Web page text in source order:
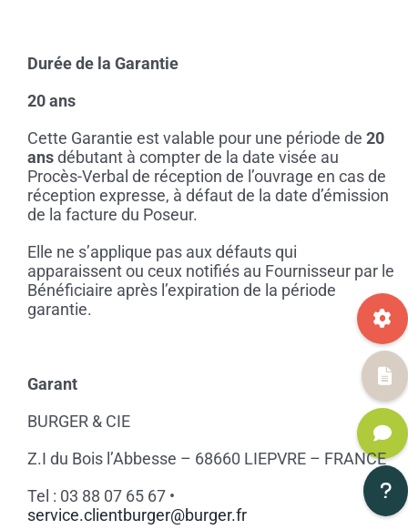
Durée de la Garantie
20 ans
Cette Garantie est valable pour une période de 20
ansdébutant à compter de la date visée au
Procès-Verbal de réception de l’ouvrage en cas de
réception expresse, à défaut de la date d’émission
de la facture du Poseur.
Elle ne s’applique pas aux défauts qui
apparaissent ou ceux notifiés au Fournisseur par le
Bénéficiaire après l’expiration de la période
garantie.
Garant
BURGER & CIE
Z.I du Bois l’Abbesse – 68660 LIEPVRE – FRANCE
Tel : 03 88 07 65 67 •
service.clientburger@burger.fr